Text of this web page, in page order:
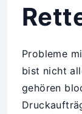
Probleme
bist nicht
gehören